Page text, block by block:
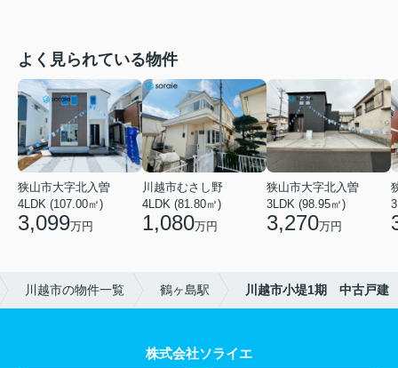
よく見られている物件
狭山市大字北入曽
4LDK (107.00㎡)
3,099万円
川越市むさし野
4LDK (81.80㎡)
1,080万円
狭山市大字北入曽
3LDK (98.95㎡)
3,270万円
川越市の物件一覧 鶴ヶ島駅 川越市小堤1期 中古戸建
株式会社ソライエ